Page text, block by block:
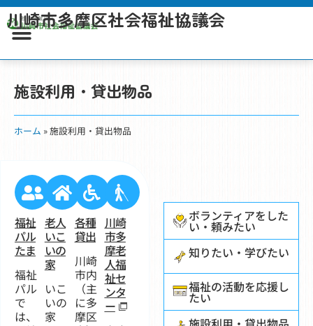
川崎市多摩区社会福祉協議会
施設利用・貸出物品
ホーム »施設利用・貸出物品
ボランティアをした
い・頼みたい
知りたい・学びたい
福祉の活動を応援し
たい
福祉
パル
たま
福祉
パル
で
は、
老人
いこ
いの
家
いこ
いの
家
各種
貸出
川崎
市内
（主
に多
摩区
川崎
市多
摩老
人福
祉セ
ンタ
ー